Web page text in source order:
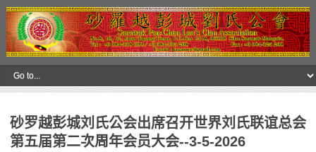
砂罗越彭城刘氏公会出席召开世界刘氏联谊总会
第五届第二次周年会员大会--3-5-2026